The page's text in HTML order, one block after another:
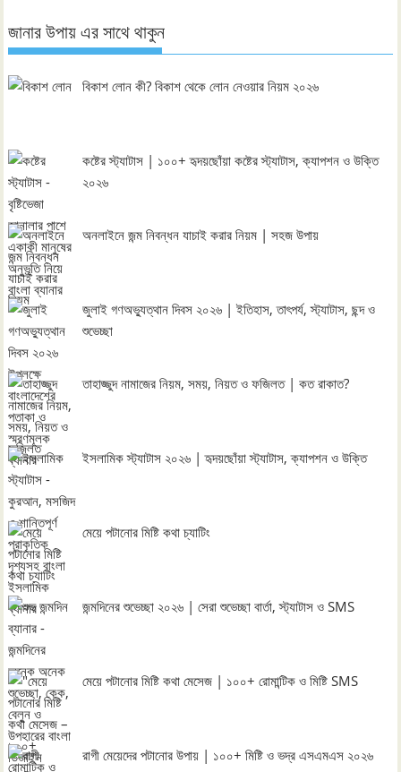
জানার উপায় এর সাথে থাকুন
বিকাশ লোন কী? বিকাশ থেকে লোন নেওয়ার নিয়ম ২০২৬
কষ্টের স্ট্যাটাস | ১০০+ হৃদয়ছোঁয়া কষ্টের স্ট্যাটাস, ক্যাপশন ও উক্তি
২০২৬
অনলাইনে জন্ম নিবন্ধন যাচাই করার নিয়ম | সহজ উপায়
জুলাই গণঅভ্যুত্থান দিবস ২০২৬ | ইতিহাস, তাৎপর্য, স্ট্যাটাস, ছন্দ ও
শুভেচ্ছা
তাহাজ্জুদ নামাজের নিয়ম, সময়, নিয়ত ও ফজিলত | কত রাকাত?
ইসলামিক স্ট্যাটাস ২০২৬ | হৃদয়ছোঁয়া স্ট্যাটাস, ক্যাপশন ও উক্তি
মেয়ে পটানোর মিষ্টি কথা চ্যাটিং
জন্মদিনের শুভেচ্ছা ২০২৬ | সেরা শুভেচ্ছা বার্তা, স্ট্যাটাস ও SMS
মেয়ে পটানোর মিষ্টি কথা মেসেজ | ১০০+ রোমান্টিক ও মিষ্টি SMS
রাগী মেয়েদের পটানোর উপায় | ১০০+ মিষ্টি ও ভদ্র এসএমএস ২০২৬